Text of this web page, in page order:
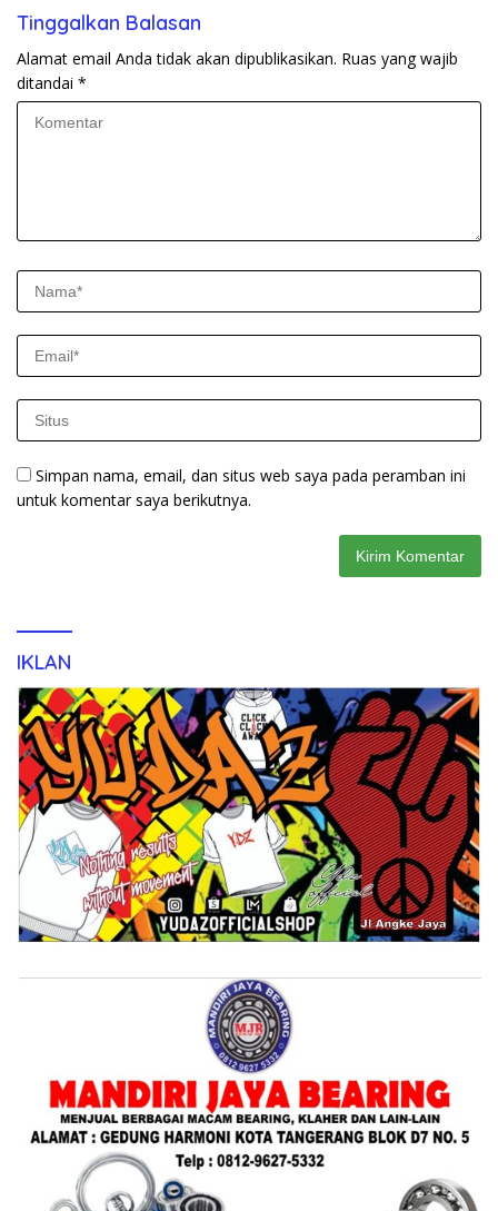
Tinggalkan Balasan
Alamat email Anda tidak akan dipublikasikan. Ruas yang wajib
ditandai *
Simpan nama, email, dan situs web saya pada peramban ini
untuk komentar saya berikutnya.
IKLAN